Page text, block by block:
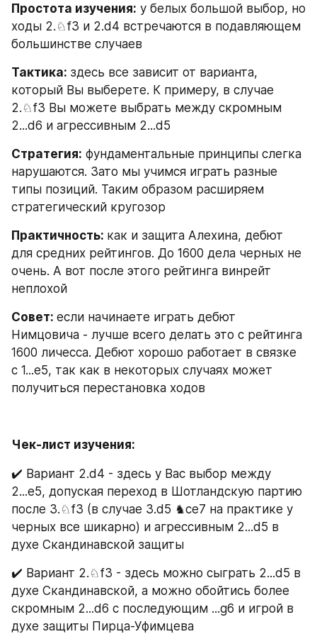
Простота изучения: у белых большой выбор, но
ходы 2.♘f3 и 2.d4 встречаются в подавляющем
большинстве случаев
Тактика: здесь все зависит от варианта,
который Вы выберете. К примеру, в случае
2.♘f3 Вы можете выбрать между скромным
2...d6 и агрессивным 2...d5
Стратегия: фундаментальные принципы слегка
нарушаются. Зато мы учимся играть разные
типы позиций. Таким образом расширяем
стратегический кругозор
Практичность: как и защита Алехина, дебют
для средних рейтингов. До 1600 дела черных не
очень. А вот после этого рейтинга винрейт
неплохой
Совет: если начинаете играть дебют
Нимцовича - лучше всего делать это с рейтинга
1600 личесса. Дебют хорошо работает в связке
с 1...е5, так как в некоторых случаях может
получиться перестановка ходов
Чек-лист изучения:
✔️ Вариант 2.d4 - здесь у Вас выбор между
2...е5, допуская переход в Шотландскую партию
после 3.♘f3 (в случае 3.d5 ♞ce7 на практике у
черных все шикарно) и агрессивным 2...d5 в
духе Скандинавской защиты
✔️ Вариант 2.♘f3 - здесь можно сыграть 2...d5 в
духе Скандинавской, а можно обойтись более
скромным 2...d6 с последующим ...g6 и игрой в
духе защиты Пирца-Уфимцева